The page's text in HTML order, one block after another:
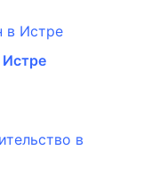
Истре